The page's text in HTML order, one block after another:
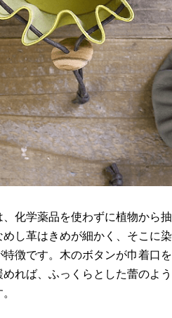
、化学薬品を使わずに植物から
し革はきめが細かく、そこに
徴です。木のボタンが巾着口
れば、ふっくらとした蕾のよ